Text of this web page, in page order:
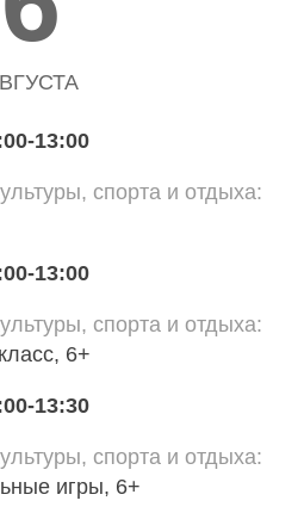
13:00
спорта и отдыха
13:00
спорта и отдыха
6+
13:30
спорта и отдыха
игры, 6+